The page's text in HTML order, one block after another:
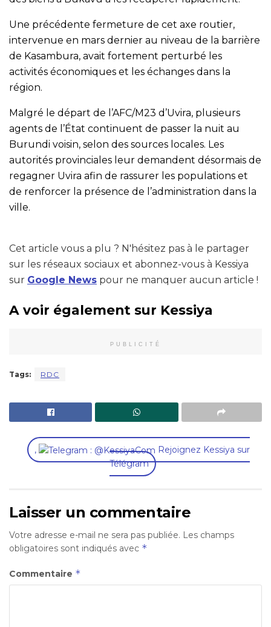
Une précédente fermeture de cet axe routier,
intervenue en mars dernier au niveau de la barrière
de Kasambura, avait fortement perturbé les
activités économiques et les échanges dans la
région.
Malgré le départ de l’AFC/M23 d’Uvira, plusieurs
agents de l’État continuent de passer la nuit au
Burundi voisin, selon des sources locales. Les
autorités provinciales leur demandent désormais de
regagner Uvira afin de rassurer les populations et
de renforcer la présence de l’administration dans la
ville.
Cet article vous a plu ? N'hésitez pas à le partager
sur les réseaux sociaux et abonnez-vous à Kessiya
sur Google News pour ne manquer aucun article !
A voir également sur Kessiya
PUBLICITÉ
Tags: RDC
,
Rejoignez Kessiya sur
Télégram
Laisser un commentaire
Votre adresse e-mail ne sera pas publiée. Les champs
obligatoires sont indiqués avec *
Commentaire *